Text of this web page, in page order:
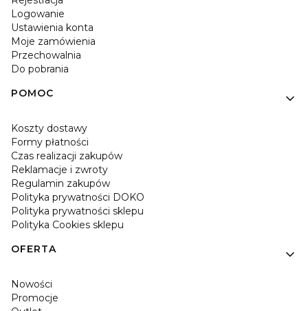
Logowanie
Ustawienia konta
Moje zamówienia
Przechowalnia
Do pobrania
POMOC
Koszty dostawy
Formy płatności
Czas realizacji zakupów
Reklamacje i zwroty
Regulamin zakupów
Polityka prywatności DOKO
Polityka prywatności sklepu
Polityka Cookies sklepu
OFERTA
Nowości
Promocje